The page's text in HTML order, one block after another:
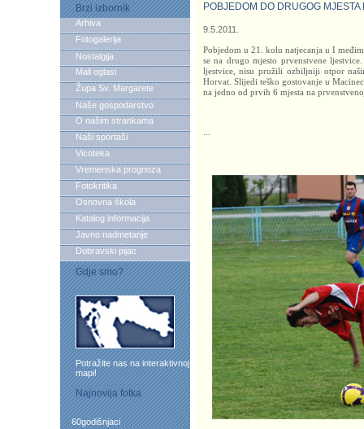
Brzi izbornik
Arhiva
Fotogalerija
Nostalgija
Mali oglasi
Župa Sv. Margarete
Naše gospodarstvo
O našim strankama
Naši sportaši
Vicoteka
Vremenska prognoza
Fotokritika
Osnovna škola
Katalog informacija
Javno nadmetanje
Dobravski pijac
Gdje smo?
Potražite nas na interaktivnoj
mapi!
Najnovija fotka
60godišnjaci
POBJEDOM DO DRUGOG
9.5.2011.
Pobjedom u 21. kolu natjecanja u I
se na drugo mjesto prvenstvene
ljestvice, nisu pružili ozbiljniji otpor
Horvat. Slijedi teško gostovanje u
na jedno od prvih 6 mjesta na